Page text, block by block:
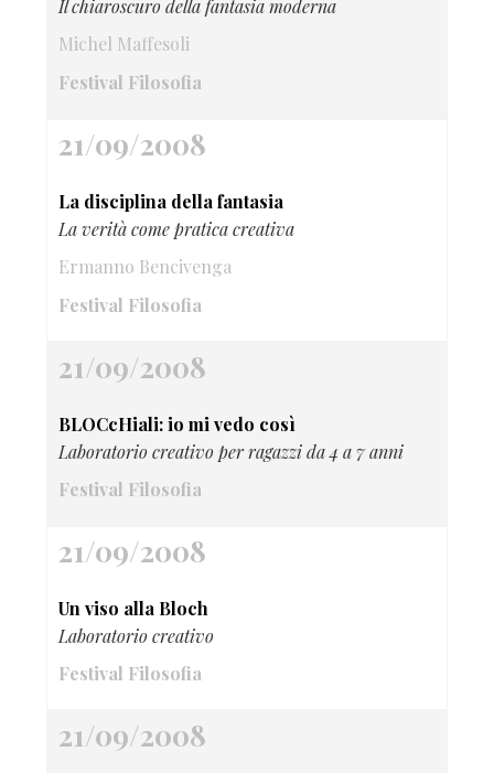
Il chiaroscuro della fantasia moderna
Michel Maffesoli
Festival Filosofia
21/09/2008
La disciplina della fantasia
La verità come pratica creativa
Ermanno Bencivenga
Festival Filosofia
21/09/2008
BLOCcHiali: io mi vedo così
Laboratorio creativo per ragazzi da 4 a 7 anni
Festival Filosofia
21/09/2008
Un viso alla Bloch
Laboratorio creativo
Festival Filosofia
21/09/2008